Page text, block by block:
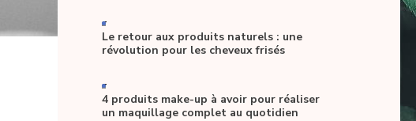
-
Le retour aux produits naturels : une
révolution pour les cheveux frisés
-
4 produits make-up à avoir pour réaliser
un maquillage complet au quotidien